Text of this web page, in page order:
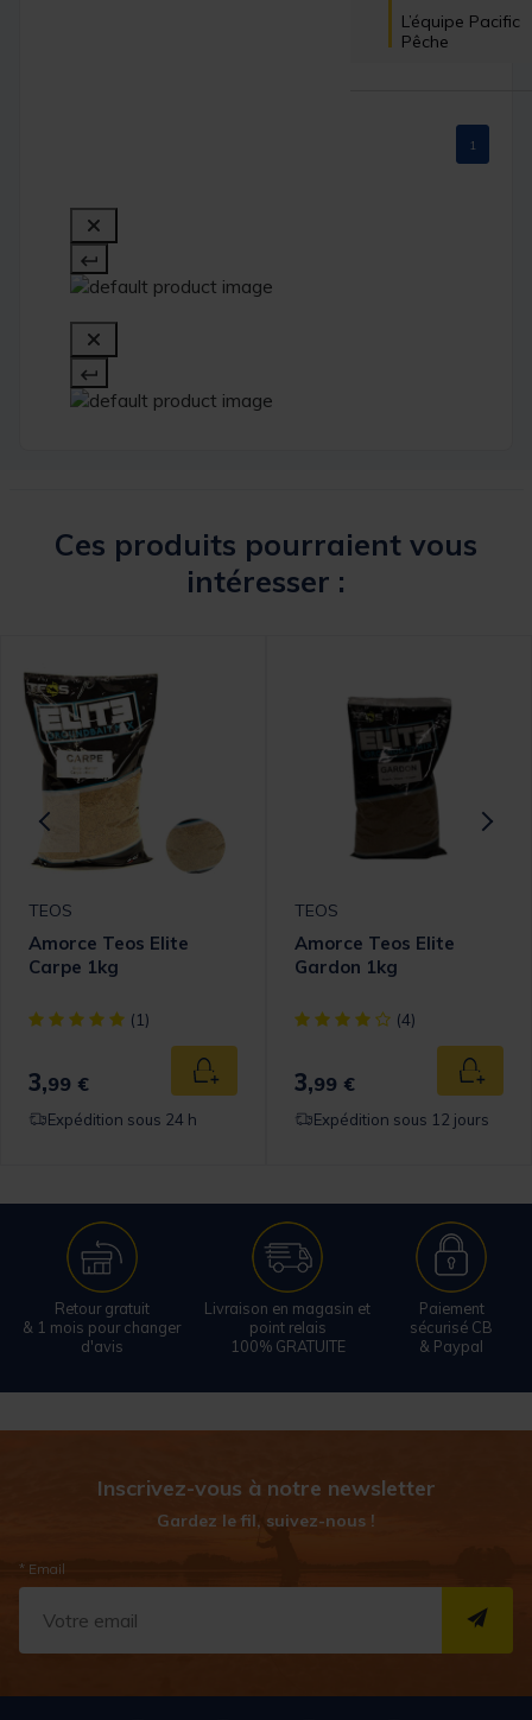
L’équipe Pacific
Pêche
1
Ces produits pourraient vous
intéresser :
panier
TEOS
Amorce Teos Elite
Carpe 1kg
[object Object] out of 5 Customer Rating
(1)
3,99 € Ajouter au panier
Expédition sous 24 h
TEOS
Amorce Teos Elite
Gardon 1kg
[object Object] out of 5
(4)
3,99 €
Expédition sous 12 jours
Retour gratuit
& 1 mois pour changer
d'avis
Livraison en magasin et
point relais
100% GRATUITE
Paiement
sécurisé CB
& Paypal
Inscrivez-vous à notre newsletter
Gardez le fil, suivez-nous !
* Email